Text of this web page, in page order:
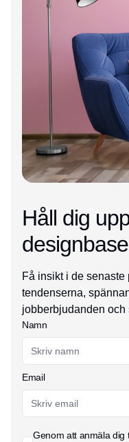
Håll dig
Få insikt i de senaste
tendenserna,
jobberbjudanden
Namn
Email
Genom att anmäla dig